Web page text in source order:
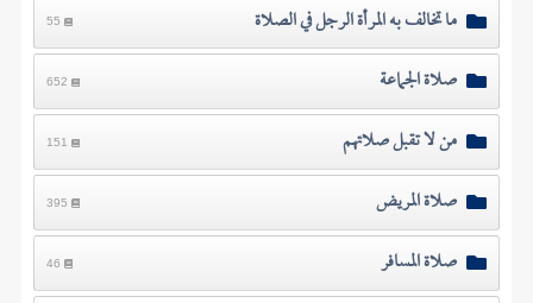
ما تخالف به المرأة الرجل في الصلاة 55
صلاة الجماعة 652
من لا تقبل صلاتهم 151
صلاة المريض 395
صلاة المسافر 46